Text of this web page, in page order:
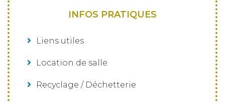
INFOS PRATIQUES
Liens utiles
Location de salle
Recyclage / Déchetterie